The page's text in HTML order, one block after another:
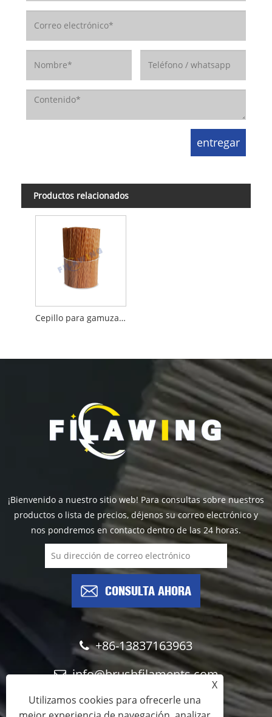
Productos relacionados
Cepillo para gamuza Filamentos
¡Bienvenido a nuestro sitio web! Para consultas sobre nuestros
productos o lista de precios, déjenos su correo electrónico y
nos pondremos en contacto dentro de las 24 horas.
CONSULTA AHORA
+86-13837163963
info@brushfilaments.com
X
Utilizamos cookies para ofrecerle una